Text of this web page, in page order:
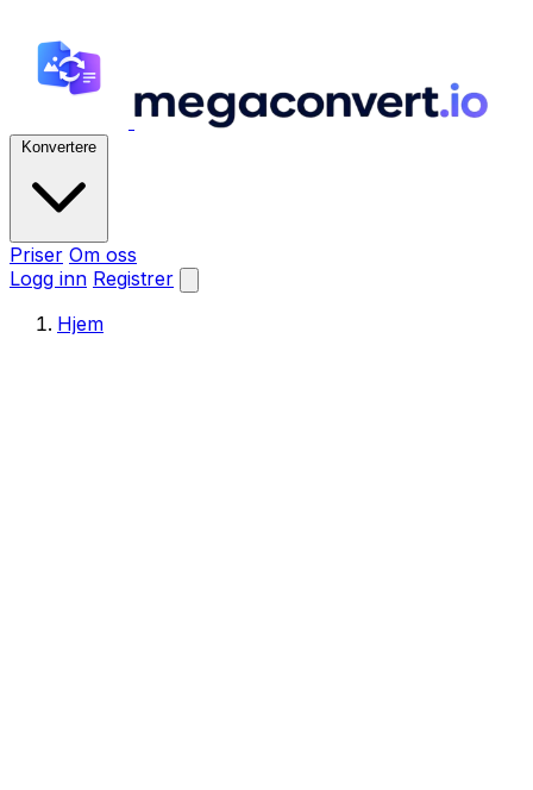
Konvertere
Priser Om oss
Logg inn Registrer
Hjem